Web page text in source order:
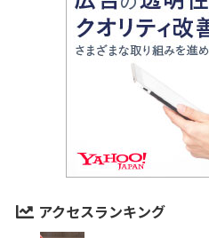
アクセスランキング